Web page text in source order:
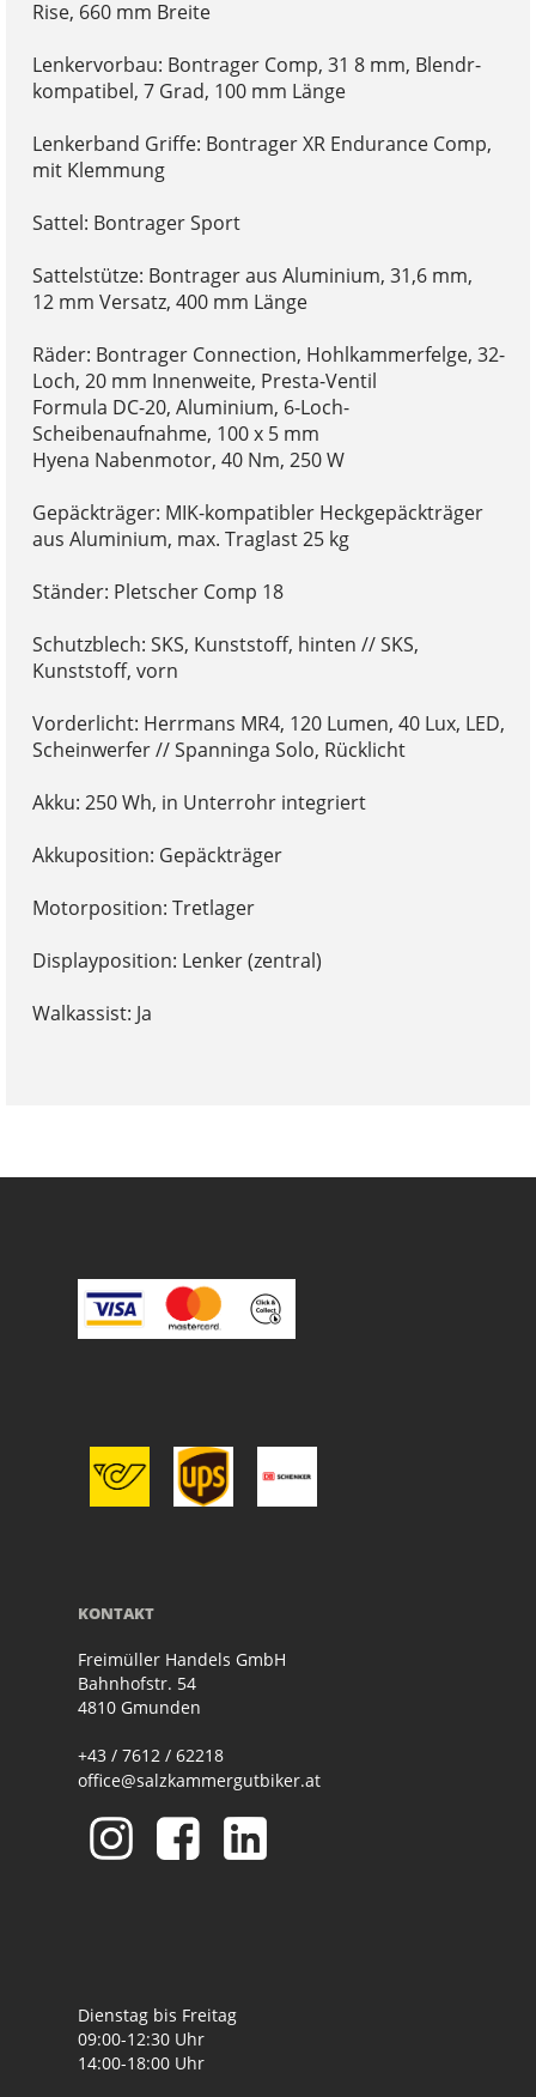
Rise, 660 mm Breite
Lenkervorbau: Bontrager Comp, 31 8 mm, Blendr-
kompatibel, 7 Grad, 100 mm Länge
Lenkerband Griffe: Bontrager XR Endurance Comp,
mit Klemmung
Sattel: Bontrager Sport
Sattelstütze: Bontrager aus Aluminium, 31,6 mm,
12 mm Versatz, 400 mm Länge
Räder: Bontrager Connection, Hohlkammerfelge, 32-
Loch, 20 mm Innenweite, Presta-Ventil
Formula DC-20, Aluminium, 6-Loch-
Scheibenaufnahme, 100 x 5 mm
Hyena Nabenmotor, 40 Nm, 250 W
Gepäckträger: MIK-kompatibler Heckgepäckträger
aus Aluminium, max. Traglast 25 kg
Ständer: Pletscher Comp 18
Schutzblech: SKS, Kunststoff, hinten // SKS,
Kunststoff, vorn
Vorderlicht: Herrmans MR4, 120 Lumen, 40 Lux, LED,
Scheinwerfer // Spanninga Solo, Rücklicht
Akku: 250 Wh, in Unterrohr integriert
Akkuposition: Gepäckträger
Motorposition: Tretlager
Displayposition: Lenker (zentral)
Walkassist: Ja
KONTAKT
Freimüller Handels GmbH
Bahnhofstr. 54
4810 Gmunden
+43 / 7612 / 62218
office@salzkammergutbiker.at
Dienstag bis Freitag
09:00-12:30 Uhr
14:00-18:00 Uhr